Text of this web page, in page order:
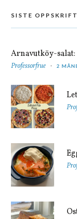
SISTE
Arnavutköy-
Professorfrue 2